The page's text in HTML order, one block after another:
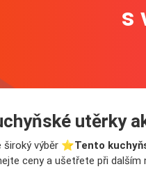
s
utěrky
široký výběr ⭐️Tento
ceny a ušetřete při